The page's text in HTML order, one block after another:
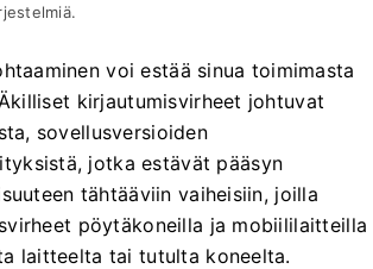
voi estää sinua toimimasta
kirjautumisvirheet johtuvat
sovellusversioiden
jotka estävät pääsyn
tähtääviin vaiheisiin, joilla
pöytäkoneilla ja mobiililaitteilla
laitteelta tai tutulta koneelta.